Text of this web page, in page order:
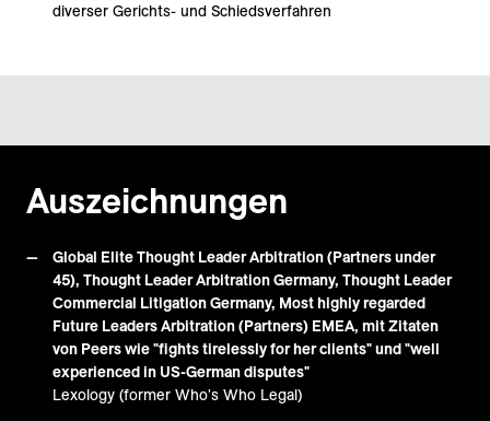
diverser Gerichts- und Schiedsverfahren
Auszeichnungen
Global Elite Thought Leader Arbitration (Partners under
45), Thought Leader Arbitration Germany, Thought Leader
Commercial Litigation Germany, Most highly regarded
Future Leaders Arbitration (Partners) EMEA, mit Zitaten
von Peers wie "fights tirelessly for her clients" und "well
experienced in US-German disputes"
Lexology (former Who's Who Legal)